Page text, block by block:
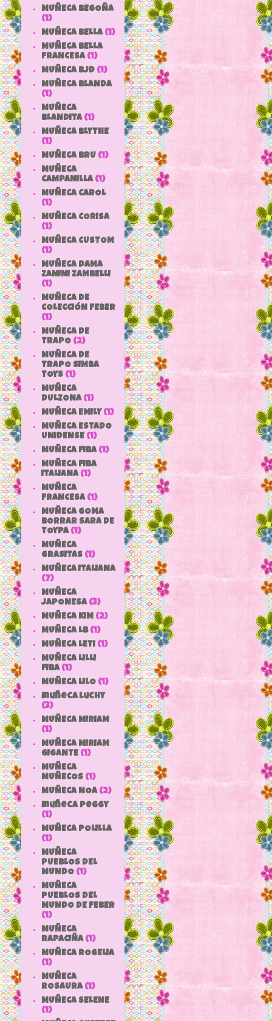
MUÑECA BEGOÑA
(1)
MUÑECA BELLA (1)
MUÑECA BELLA
FRANCESA (1)
MUÑECA BJD (1)
MUÑECA BLANDA
(1)
MUÑECA
BLANDITA (1)
MUÑECA BLYTHE
(1)
MUÑECA BRU (1)
MUÑECA
CAMPANILLA (1)
MUÑECA CAROL
(1)
MUÑECA CORISA
(1)
MUÑECA CUSTOM
(1)
MUÑECA DAMA
ZANINI ZAMBELLI
(1)
MUÑECA DE
COLECCIÓN FEBER
(1)
MUÑECA DE
TRAPO (2)
MUÑECA DE
TRAPO SIMBA
TOYS (1)
MUÑECA
DULZONA (1)
MUÑECA EMILY (1)
MUÑECA ESTADO
UNIDENSE (1)
MUÑECA FIBA (1)
MUÑECA FIBA
ITALIANA (1)
MUÑECA
FRANCESA (1)
MUÑECA GOMA
BORRAR SARA DE
TOYPA (1)
MUÑECA
GRASITAS (1)
MUÑECA ITALIANA
(7)
MUÑECA
JAPONESA (3)
MUÑECA KIM (2)
MUÑECA LB (1)
MUÑECA LETI (1)
MUÑECA LILLI
FIBA (1)
MUÑECA LILO (1)
muñeca luchy
(3)
MUÑECA MIRIAM
(1)
MUÑECA MIRIAM
GIGANTE (1)
MUÑECA
MUÑECOS (1)
MUÑECA NOA (2)
muñeca peggy
(1)
MUÑECA POLILLA
(1)
MUÑECA
PUEBLOS DEL
MUNDO (1)
MUÑECA
PUEBLOS DEL
MUNDO DE FEBER
(1)
MUÑECA
RAPACIÑA (1)
MUÑECA ROGELIA
(1)
MUÑECA
ROSAURA (1)
MUÑECA SELENE
(1)